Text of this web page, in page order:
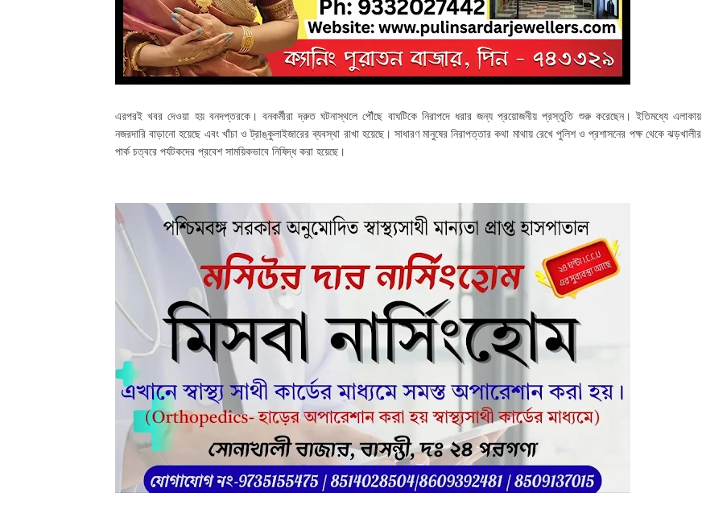
এরপরই খবর দেওয়া হয় বনদপ্তরকে। বনকর্মীরা দ্রুত ঘটনাস্থলে পৌঁছে বাঘটিকে নিরাপদে ধরার জন্য প্রয়োজনীয় প্রস্তুতি শুরু করেছেন। ইতিমধ্যে এলাকায়
নজরদারি বাড়ানো হয়েছে এবং খাঁচা ও ট্রাঙ্কুলাইজারের ব্যবস্থা রাখা হয়েছে। সাধারণ মানুষের নিরাপত্তার কথা মাথায় রেখে পুলিশ ও প্রশাসনের পক্ষ থেকে ঝড়খালীর
পার্ক চত্বরে পর্যটকদের প্রবেশ সাময়িকভাবে নিষিদ্ধ করা হয়েছে।